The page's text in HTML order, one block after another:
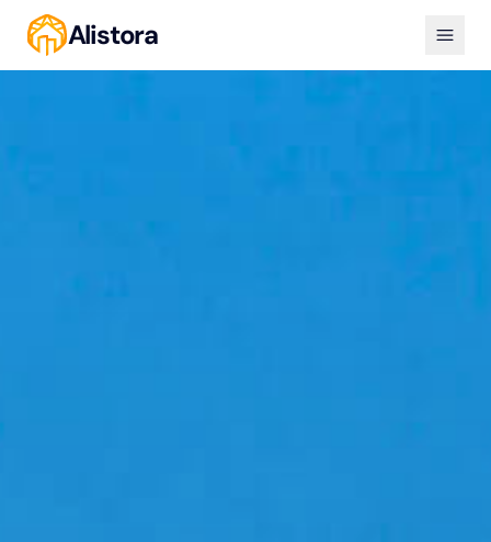
Alistora